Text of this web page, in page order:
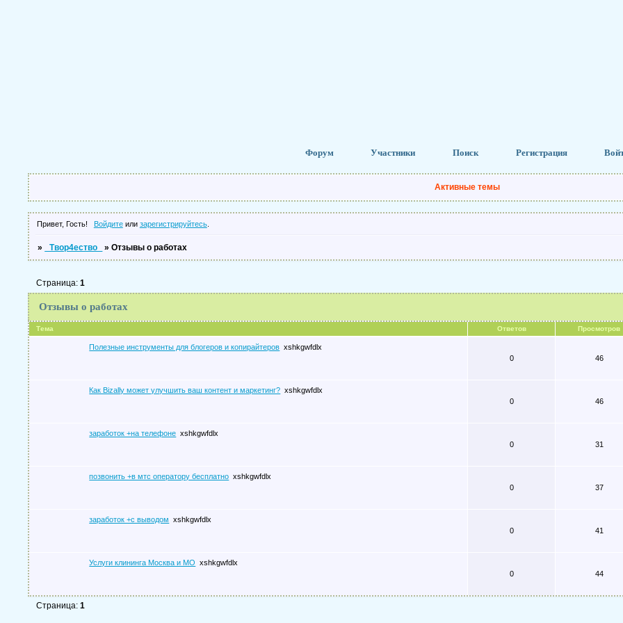
Форум Участники Поиск Регистрация
Активные темы
Привет, Гость! Войдитеили зарегистрируйтесь.
» _Твор4ество_ »Отзывы о работах
Отзывы о работах
Страница:1
Тема Ответов Просмотров
Полезные инструменты для блогеров и копирайтеров xshkgwfdlx
0
46
Как Bizally может улучшить ваш контент и маркетинг? xshkgwfdlx
0
46
заработок +на телефоне xshkgwfdlx
0
31
позвонить +в мтс оператору бесплатно xshkgwfdlx
0
37
заработок +с выводом
xshkgwfdlx
0
41
Услуги клининга Москва и МО
xshkgwfdlx
0
44
Страница:1